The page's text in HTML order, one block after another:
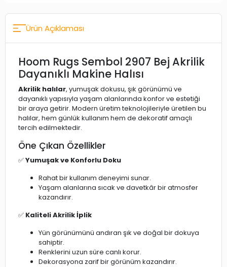
Ürün Açıklaması
Hoom Rugs Sembol 2907 Bej Akrilik
Dayanıklı Makine Halısı
Akrilik halılar, yumuşak dokusu, şık görünümü ve
dayanıklı yapısıyla yaşam alanlarında konfor ve estetiği
bir araya getirir. Modern üretim teknolojileriyle üretilen bu
halılar, hem günlük kullanım hem de dekoratif amaçlı
tercih edilmektedir.
Öne Çıkan Özellikler
✅Yumuşak ve Konforlu Doku
Rahat bir kullanım deneyimi sunar.
Yaşam alanlarına sıcak ve davetkâr bir atmosfer
kazandırır.
✅ Kaliteli Akrilik İplik
Yün görünümünü andıran şık ve doğal bir dokuya
sahiptir.
Renklerini uzun süre canlı korur.
Dekorasyona zarif bir görünüm kazandırır.